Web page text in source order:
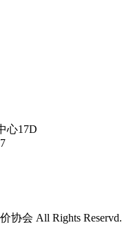
心17D
协会 All Rights Reservd.